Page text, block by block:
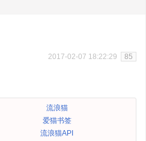
2017-02-07 18:22:29 85
流浪猫
爱猫书签
流浪猫API